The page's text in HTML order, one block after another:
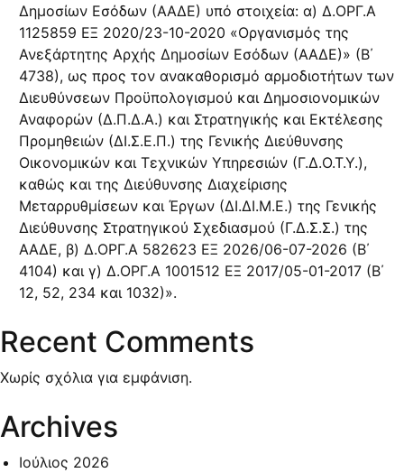
Δημοσίων Εσόδων (ΑΑΔΕ) υπό στοιχεία: α) Δ.ΟΡΓ.Α
1125859 ΕΞ 2020/23-10-2020 «Οργανισμός της
Ανεξάρτητης Αρχής Δημοσίων Εσόδων (ΑΑΔΕ)» (Β΄
4738), ως προς τον ανακαθορισμό αρμοδιοτήτων των
Διευθύνσεων Προϋπολογισμού και Δημοσιονομικών
Αναφορών (Δ.Π.Δ.Α.) και Στρατηγικής και Εκτέλεσης
Προμηθειών (ΔΙ.Σ.Ε.Π.) της Γενικής Διεύθυνσης
Οικονομικών και Τεχνικών Υπηρεσιών (Γ.Δ.Ο.Τ.Υ.),
καθώς και της Διεύθυνσης Διαχείρισης
Μεταρρυθμίσεων και Έργων (ΔΙ.ΔΙ.Μ.Ε.) της Γενικής
Διεύθυνσης Στρατηγικού Σχεδιασμού (Γ.Δ.Σ.Σ.) της
ΑΑΔΕ, β) Δ.ΟΡΓ.Α 582623 ΕΞ 2026/06-07-2026 (Β΄
4104) και γ) Δ.ΟΡΓ.Α 1001512 ΕΞ 2017/05-01-2017 (Β΄
12, 52, 234 και 1032)».
Recent Comments
Χωρίς σχόλια για εμφάνιση.
Archives
Ιούλιος 2026